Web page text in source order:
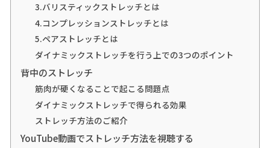
3.バリスティックストレッチとは
4.コンプレッションストレッチとは
5.ペアストレッチとは
ダイナミックストレッチを行う上での3つのポイント
背中のストレッチ
筋肉が硬くなることで起こる問題点
ダイナミックストレッチで得られる効果
ストレッチ方法のご紹介
YouTube動画でストレッチ方法を視聴する